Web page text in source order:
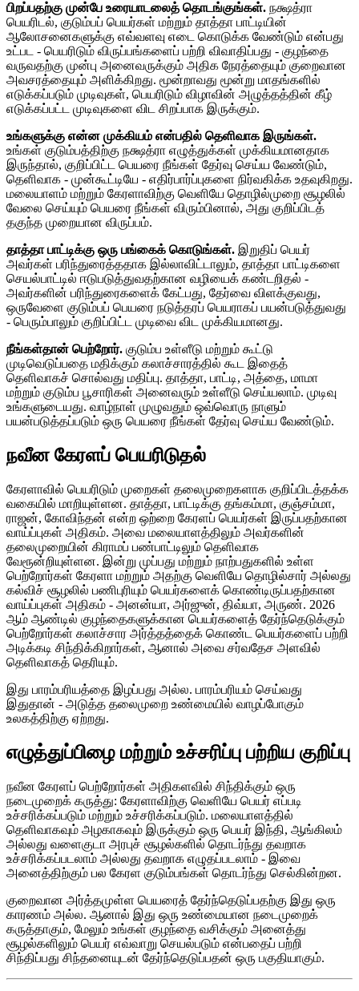
பிறப்பதற்கு முன்பே உரையாடலைத் தொடங்குங்கள். நக்ஷத்ரா
பெயரிடல், குடும்பப் பெயர்கள் மற்றும் தாத்தா பாட்டியின்
ஆலோசனைகளுக்கு எவ்வளவு எடை கொடுக்க வேண்டும் என்பது
உட்பட - பெயரிடும் விருப்பங்களைப் பற்றி விவாதிப்பது - குழந்தை
வருவதற்கு முன்பு அனைவருக்கும் அதிக நேரத்தையும் குறைவான
அவசரத்தையும் அளிக்கிறது. மூன்றாவது மூன்று மாதங்களில்
எடுக்கப்படும் முடிவுகள், பெயரிடும் விழாவின் அழுத்தத்தின் கீழ்
எடுக்கப்பட்ட முடிவுகளை விட சிறப்பாக இருக்கும்.
உங்களுக்கு என்ன முக்கியம் என்பதில் தெளிவாக இருங்கள்.
உங்கள் குடும்பத்திற்கு நக்ஷத்ரா எழுத்துக்கள் முக்கியமானதாக
இருந்தால், குறிப்பிட்ட பெயரை நீங்கள் தேர்வு செய்ய வேண்டும்,
தெளிவாக - முன்கூட்டியே - எதிர்பார்ப்புகளை நிர்வகிக்க உதவுகிறது.
மலையாளம் மற்றும் கேரளாவிற்கு வெளியே தொழில்முறை சூழலில்
வேலை செய்யும் பெயரை நீங்கள் விரும்பினால், அது குறிப்பிடத்
தகுந்த முறையான விருப்பம்.
தாத்தா பாட்டிக்கு ஒரு பங்கைக் கொடுங்கள். இறுதிப் பெயர்
அவர்கள் பரிந்துரைத்ததாக இல்லாவிட்டாலும், தாத்தா பாட்டிகளை
செயல்பாட்டில் ஈடுபடுத்துவதற்கான வழியைக் கண்டறிதல் -
அவர்களின் பரிந்துரைகளைக் கேட்பது, தேர்வை விளக்குவது,
ஒருவேளை குடும்பப் பெயரை நடுத்தரப் பெயராகப் பயன்படுத்துவது
- பெரும்பாலும் குறிப்பிட்ட முடிவை விட முக்கியமானது.
நீங்கள்தான் பெற்றோர். குடும்ப உள்ளீடு மற்றும் கூட்டு
முடிவெடுப்பதை மதிக்கும் கலாச்சாரத்தில் கூட இதைத்
தெளிவாகச் சொல்வது மதிப்பு. தாத்தா, பாட்டி, அத்தை, மாமா
மற்றும் குடும்ப பூசாரிகள் அனைவரும் உள்ளீடு செய்யலாம். முடிவு
உங்களுடையது. வாழ்நாள் முழுவதும் ஒவ்வொரு நாளும்
பயன்படுத்தப்படும் ஒரு பெயரை நீங்கள் தேர்வு செய்ய வேண்டும்.
நவீன கேரளப் பெயரிடுதல்
கேரளாவில் பெயரிடும் முறைகள் தலைமுறைகளாக குறிப்பிடத்தக்க
வகையில் மாறியுள்ளன. தாத்தா, பாட்டிக்கு தங்கம்மா, குஞ்சம்மா,
ராஜன், கோவிந்தன் என்ற ஒற்றை கேரளப் பெயர்கள் இருப்பதற்கான
வாய்ப்புகள் அதிகம். அவை மலையாளத்திலும் அவர்களின்
தலைமுறையின் கிராமப் பண்பாட்டிலும் தெளிவாக
வேரூன்றியுள்ளன. இன்று முப்பது மற்றும் நாற்பதுகளில் உள்ள
பெற்றோர்கள் கேரளா மற்றும் அதற்கு வெளியே தொழில்சார் அல்லது
கல்விச் சூழலில் பணிபுரியும் பெயர்களைக் கொண்டிருப்பதற்கான
வாய்ப்புகள் அதிகம் - அனன்யா, அர்ஜுன், திவ்யா, அருண். 2026
ஆம் ஆண்டில் குழந்தைகளுக்கான பெயர்களைத் தேர்ந்தெடுக்கும்
பெற்றோர்கள் கலாச்சார அர்த்தத்தைக் கொண்ட பெயர்களைப் பற்றி
அடிக்கடி சிந்திக்கிறார்கள், ஆனால் அவை சர்வதேச அளவில்
தெளிவாகத் தெரியும்.
இது பாரம்பரியத்தை இழப்பது அல்ல. பாரம்பரியம் செய்வது
இதுதான் - அடுத்த தலைமுறை உண்மையில் வாழப்போகும்
உலகத்திற்கு ஏற்றது.
எழுத்துப்பிழை மற்றும் உச்சரிப்பு பற்றிய குறிப்பு
நவீன கேரளப் பெற்றோர்கள் அதிகளவில் சிந்திக்கும் ஒரு
நடைமுறைக் கருத்து: கேரளாவிற்கு வெளியே பெயர் எப்படி
உச்சரிக்கப்படும் மற்றும் உச்சரிக்கப்படும். மலையாளத்தில்
தெளிவாகவும் அழகாகவும் இருக்கும் ஒரு பெயர் இந்தி, ஆங்கிலம்
அல்லது வளைகுடா அரபுச் சூழல்களில் தொடர்ந்து தவறாக
உச்சரிக்கப்படலாம் அல்லது தவறாக எழுதப்படலாம் - இவை
அனைத்திற்கும் பல கேரள குடும்பங்கள் தொடர்ந்து செல்கின்றன.
குறைவான அர்த்தமுள்ள பெயரைத் தேர்ந்தெடுப்பதற்கு இது ஒரு
காரணம் அல்ல. ஆனால் இது ஒரு உண்மையான நடைமுறைக்
கருத்தாகும், மேலும் உங்கள் குழந்தை வசிக்கும் அனைத்து
சூழல்களிலும் பெயர் எவ்வாறு செயல்படும் என்பதைப் பற்றி
சிந்திப்பது சிந்தனையுடன் தேர்ந்தெடுப்பதன் ஒரு பகுதியாகும்.